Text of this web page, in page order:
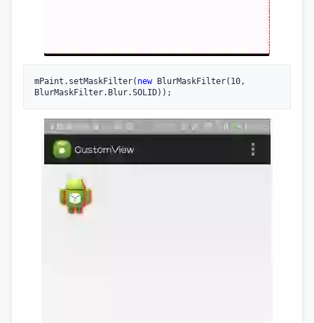
mPaint.setMaskFilter( new BlurMaskFilter(10,
BlurMaskFilter.Blur.SOLID));